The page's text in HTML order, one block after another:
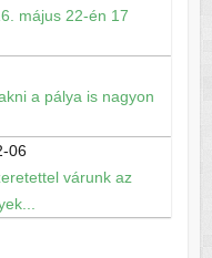
május 22-én 17
a pálya is nagyon
06
várunk az